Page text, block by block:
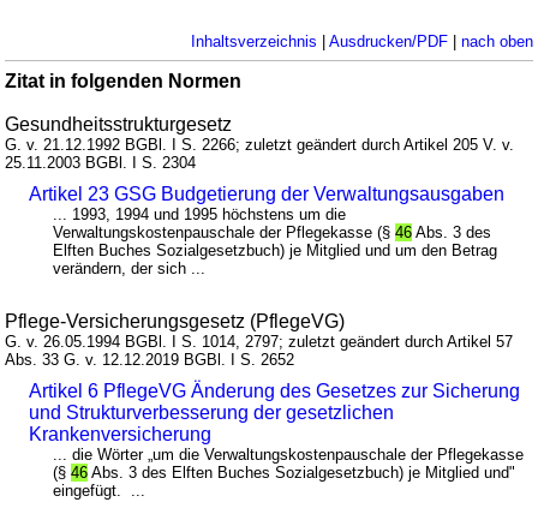
Inhaltsverzeichnis | Ausdrucken/PDF| nach oben
Zitat in folgenden Normen
Gesundheitsstrukturgesetz
G. v. 21.12.1992 BGBl. I S. 2266; zuletzt geändert durch Artikel 205 V. v.
25.11.2003 BGBl. I S. 2304
Artikel 23 GSG Budgetierung der Verwaltungsausgaben
... 1993, 1994 und 1995 höchstens um die
Verwaltungskostenpauschale der Pflegekasse (§46 Abs. 3 des
Elften Buches Sozialgesetzbuch) je Mitglied und um den Betrag
verändern, der sich ...
Pflege-Versicherungsgesetz (PflegeVG)
G. v. 26.05.1994 BGBl. I S. 1014, 2797; zuletzt geändert durch Artikel 57
Abs. 33 G. v. 12.12.2019 BGBl. I S. 2652
Artikel 6 PflegeVG Änderung des Gesetzes zur Sicherung
und Strukturverbesserung der gesetzlichen
Krankenversicherung
... die Wörter „um die Verwaltungskostenpauschale der Pflegekasse
(§46 Abs. 3 des Elften Buches Sozialgesetzbuch) je Mitglied und"
eingefügt. ...